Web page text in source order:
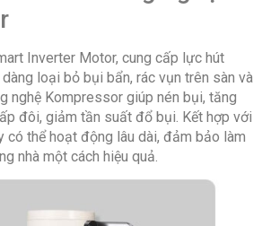
Inverter Motor, cung cấp lực hút
loại bỏ bụi bẩn, rác vụn trên sàn và
nghệ Kompressor giúp nén bụi, tăng
đôi, giảm tần suất đổ bụi. Kết hợp với
có thể hoạt động lâu dài, đảm bảo làm
nhà một cách hiệu quả.